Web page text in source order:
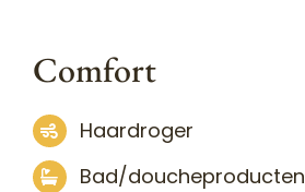
Comfort
Haardroger
Bad/doucheproducten